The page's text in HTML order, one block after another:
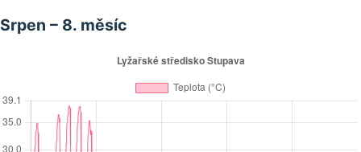
Srpen – 8. měsíc